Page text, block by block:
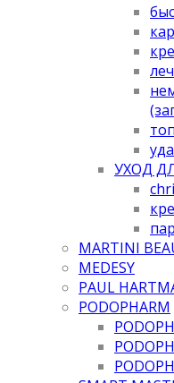
УХОД
MARTINI
MEDESY
PAUL
PODOPHARM